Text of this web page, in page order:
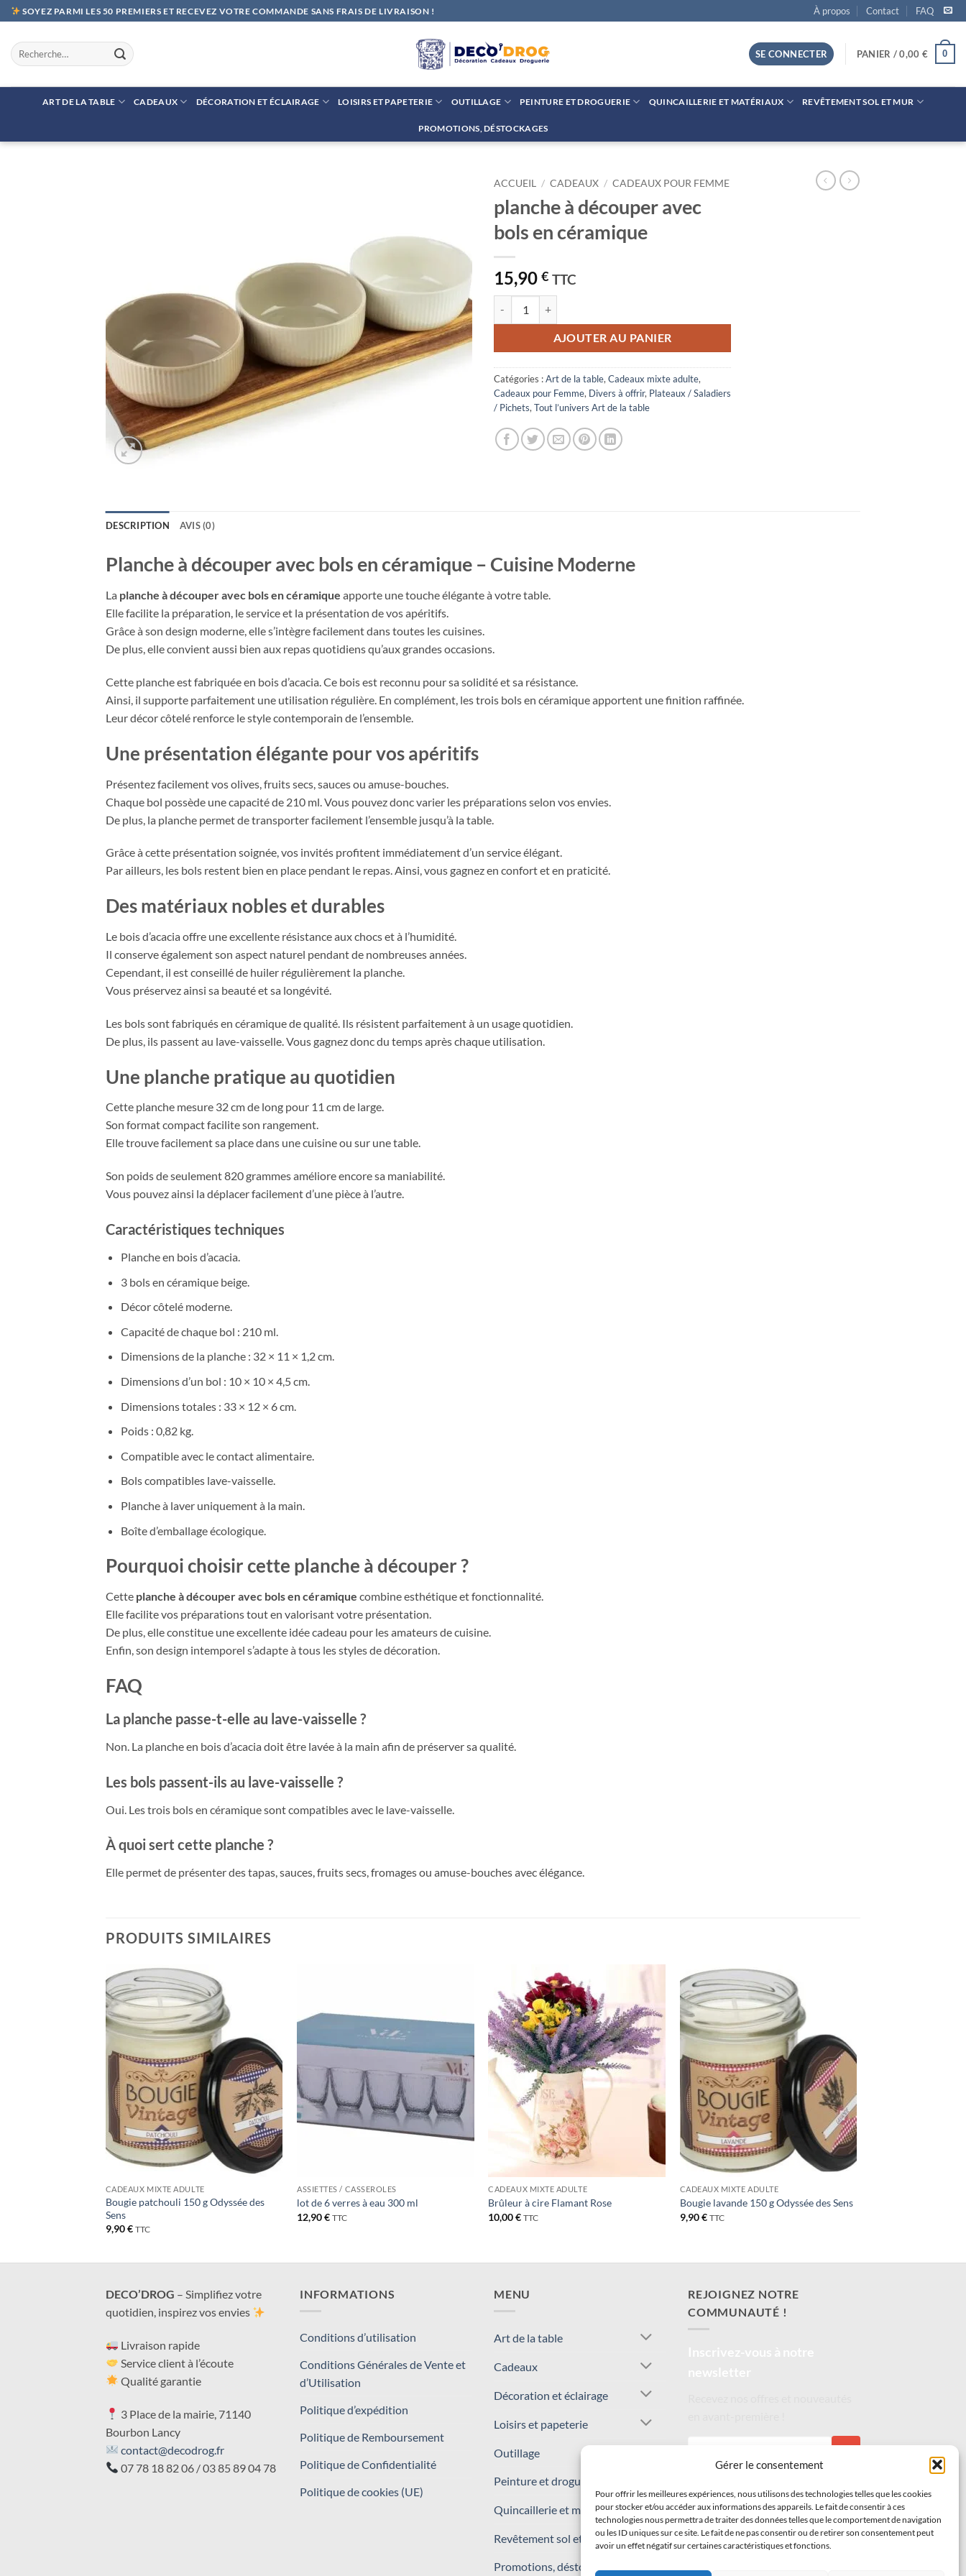
Gérer le consentement
Pour offrir les meilleures expériences, nous utilisons des technologies telles que les cookies
pour stocker et/ou accéder aux informations des appareils. Le fait de consentir à ces
technologies nous permettra de traiter des données telles que le comportement de navigation
ou les ID uniques sur ce site. Le fait de ne pas consentir ou de retirer son consentement peut
avoir un effet négatif sur certaines caractéristiques et fonctions.
Passer
au
contenu
SOYEZ PARMI LES 50 PREMIERS ET RECEVEZ VOTRE COMMANDE SANS FRAIS DE LIVRAISON ! À propos Contact FAQ
Recherche
pour :
SE CONNECTER PANIER /0,00 € 0
ART DE LA TABLE CADEAUX DÉCORATION ET ÉCLAIRAGE LOISIRS ET PAPETERIE OUTILLAGE PEINTURE ET DROGUERIE QUINCAILLERIE ET MATÉRIAUX REVÊTEMENT SOL ET MUR
PROMOTIONS, DÉSTOCKAGES
de
ACCUEIL / CADEAUX / CADEAUX POUR FEMME
planche à découper avec
bols en céramique
15,90 € TTC
AJOUTER AU PANIER
Catégories :Art de la table, Cadeaux mixte adulte,
Cadeaux pour Femme, Divers à offrir, Plateaux / Saladiers
/ Pichets, Tout l’univers Art de la table
DESCRIPTION AVIS (0)
Planche à découper avec bols en céramique – Cuisine Moderne
La planche à découper avec bols en céramique apporte une touche élégante à votre table.
Elle facilite la préparation, le service et la présentation de vos apéritifs.
Grâce à son design moderne, elle s’intègre facilement dans toutes les cuisines.
De plus, elle convient aussi bien aux repas quotidiens qu’aux grandes occasions.
Cette planche est fabriquée en bois d’acacia. Ce bois est reconnu pour sa solidité et sa résistance.
Ainsi, il supporte parfaitement une utilisation régulière. En complément, les trois bols en céramique apportent une finition raffinée.
Leur décor côtelé renforce le style contemporain de l’ensemble.
Une présentation élégante pour vos apéritifs
Présentez facilement vos olives, fruits secs, sauces ou amuse-bouches.
Chaque bol possède une capacité de 210 ml. Vous pouvez donc varier les préparations selon vos envies.
De plus, la planche permet de transporter facilement l’ensemble jusqu’à la table.
Grâce à cette présentation soignée, vos invités profitent immédiatement d’un service élégant.
Par ailleurs, les bols restent bien en place pendant le repas. Ainsi, vous gagnez en confort et en praticité.
Des matériaux nobles et durables
Le bois d’acacia offre une excellente résistance aux chocs et à l’humidité.
Il conserve également son aspect naturel pendant de nombreuses années.
Cependant, il est conseillé de huiler régulièrement la planche.
Vous préservez ainsi sa beauté et sa longévité.
Les bols sont fabriqués en céramique de qualité. Ils résistent parfaitement à un usage quotidien.
De plus, ils passent au lave-vaisselle. Vous gagnez donc du temps après chaque utilisation.
Une planche pratique au quotidien
Cette planche mesure 32 cm de long pour 11 cm de large.
Son format compact facilite son rangement.
Elle trouve facilement sa place dans une cuisine ou sur une table.
Son poids de seulement 820 grammes améliore encore sa maniabilité.
Vous pouvez ainsi la déplacer facilement d’une pièce à l’autre.
Caractéristiques techniques
Planche en bois d’acacia.
3 bols en céramique beige.
Décor côtelé moderne.
Capacité de chaque bol : 210 ml.
Dimensions de la planche : 32 × 11 × 1,2 cm.
Dimensions d’un bol : 10 × 10 × 4,5 cm.
Dimensions totales : 33 × 12 × 6 cm.
Poids : 0,82 kg.
Compatible avec le contact alimentaire.
Bols compatibles lave-vaisselle.
Planche à laver uniquement à la main.
Boîte d’emballage écologique.
Pourquoi choisir cette planche à découper ?
Cette planche à découper avec bols en céramique combine esthétique et fonctionnalité.
Elle facilite vos préparations tout en valorisant votre présentation.
De plus, elle constitue une excellente idée cadeau pour les amateurs de cuisine.
Enfin, son design intemporel s’adapte à tous les styles de décoration.
FAQ
La planche passe-t-elle au lave-vaisselle ?
Non. La planche en bois d’acacia doit être lavée à la main afin de préserver sa qualité.
Les bols passent-ils au lave-vaisselle ?
Oui. Les trois bols en céramique sont compatibles avec le lave-vaisselle.
À quoi sert cette planche ?
Elle permet de présenter des tapas, sauces, fruits secs, fromages ou amuse-bouches avec élégance.
PRODUITS SIMILAIRES
CADEAUX MIXTE ADULTE
Bougie patchouli 150 g Odyssée des
Sens
9,90€ TTC
de
ASSIETTES / CASSEROLES
lot de 6 verres à eau 300 ml
12,90€ TTC
Ajouter
à la liste
de
souhaits
CADEAUX MIXTE ADULTE
Brûleur à cire Flamant Rose
10,00€ TTC
souhaits
CADEAUX MIXTE ADULTE
Bougie lavande 150 g Odyssée des Sens
9,90€ TTC
DECO’DROG – Simplifiez votre
quotidien, inspirez vos envies
Livraison rapide
Service client à l’écoute
Qualité garantie
3 Place de la mairie, 71140
Bourbon Lancy
contact@decodrog.fr
07 78 18 82 06 / 03 85 89 04 78
INFORMATIONS
Conditions d’utilisation
Conditions Générales de Vente et
d’Utilisation
Politique d’expédition
Politique de Remboursement
Politique de Confidentialité
Politique de cookies (UE)
MENU
Art de la table
Cadeaux
Décoration et éclairage
Loisirs et papeterie
Outillage
Peinture et droguerie
Quincaillerie et matériaux
Revêtement sol et mur
Promotions, déstockages
REJOIGNEZ NOTRE
COMMUNAUTÉ !